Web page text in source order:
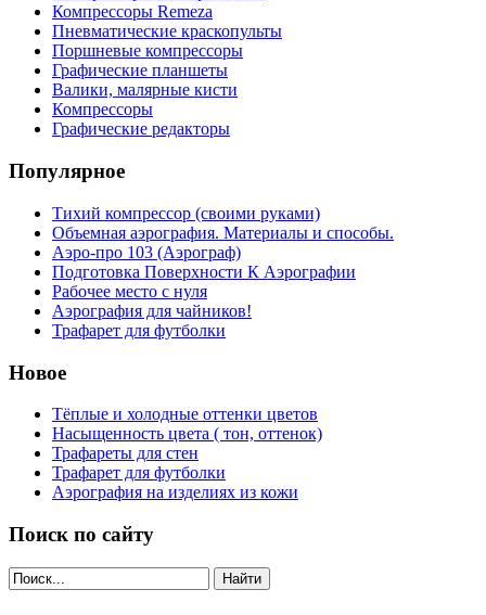
Компрессоры Remeza
Пневматические краскопульты
Поршневые компрессоры
Графические планшеты
Валики, малярные кисти
Компрессоры
Графические редакторы
Популярное
Тихий компрессор (своими руками)
Объемная аэрография. Материалы и способы.
Аэро-про 103 (Аэрограф)
Подготовка Поверхности К Аэрографии
Рабочее место с нуля
Аэрография для чайников!
Трафарет для футболки
Новое
Тёплые и холодные оттенки цветов
Насыщенность цвета ( тон, оттенок)
Трафареты для стен
Трафарет для футболки
Аэрография на изделиях из кожи
Поиск по сайту
Найти